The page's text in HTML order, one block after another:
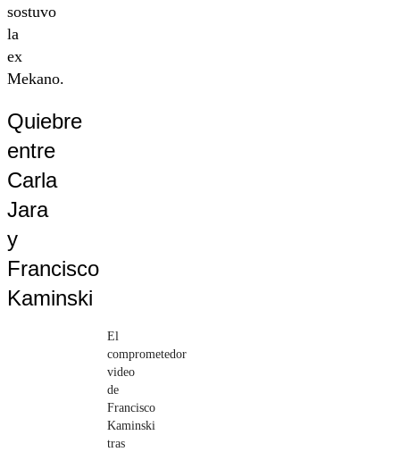
sostuvo
la
ex
Mekano.
Quiebre
entre
Carla
Jara
y
Francisco
Kaminski
El
comprometedor
video
de
Francisco
Kaminski
tras